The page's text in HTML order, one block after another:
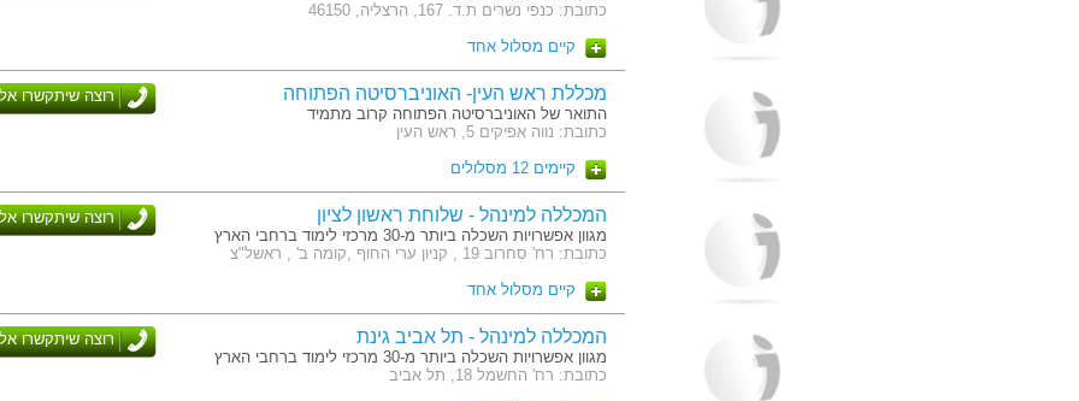
כתובת: כנפי נשרים ת.ד. 167, הרצליה, 46150
קיים מסלול אחד
מכללת ראש העין- האוניברסיטה הפתוחה
התואר של האוניברסיטה הפתוחה קרוב מתמיד
כתובת: נווה אפיקים 5, ראש העין
רוצה שיתקשרו
קיימים 12 מסלולים
המכללה למינהל - שלוחת ראשון לציון
מגוון אפשרויות השכלה ביותר מ-30 מרכזי לימוד ברחבי הארץ
כתובת: רח' סחרוב 19 , קניון ערי החוף ,קומה ב' , ראשל"צ
רוצה שיתקשרו
קיים מסלול אחד
המכללה למינהל - תל אביב גינת
מגוון אפשרויות השכלה ביותר מ-30 מרכזי לימוד ברחבי הארץ
כתובת: רח' החשמל 18, תל אביב
רוצה שיתקשרו